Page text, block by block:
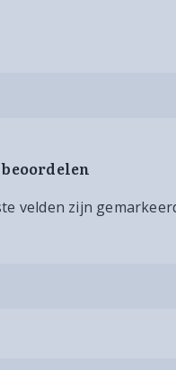
beoordelen
velden zijn